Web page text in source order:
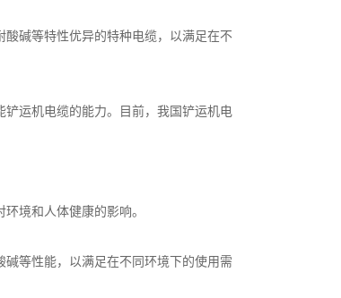
碱等特性优异的特种电缆，以满足在不
运机电缆的能力。目前，我国铲运机电
境和人体健康的影响。
等性能，以满足在不同环境下的使用需